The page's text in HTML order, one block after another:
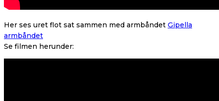
Her ses uret flot sat sammen med armbåndet Gipella
armbåndet
Se filmen herunder: